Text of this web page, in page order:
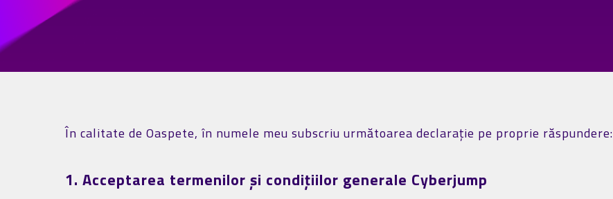
În calitate de Oaspete, în numele meu subscriu următoarea declaraţie pe proprie răspundere:
1. Acceptarea termenilor şi condițiilor generale Cyberjump